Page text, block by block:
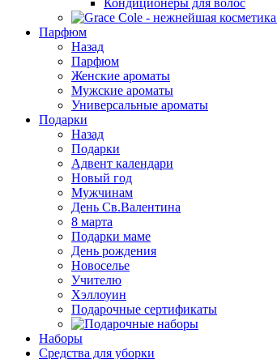
Кондиционеры для волос
Парфюм
Назад
Парфюм
Женские ароматы
Мужские ароматы
Универсальные ароматы
Подарки
Назад
Подарки
Адвент календари
Новый год
Мужчинам
День Св.Валентина
8 марта
Подарки маме
День рождения
Новоселье
Учителю
Хэллоуин
Подарочные сертификаты
Наборы
Средства для уборки